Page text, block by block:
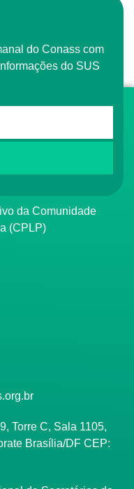
do Conass com
do SUS
da Comunidade
(CPLP)
Torre C, Sala 1105,
Brasília/DF CEP: